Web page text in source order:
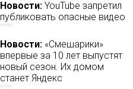
Новости: YouTube запретил
публиковать опасные видео
17/01/2019
Новости: «Смешарики»
впервые за 10 лет выпустят
новый сезон. Их домом
станет Яндекс
22/11/2019